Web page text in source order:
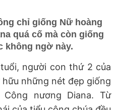
chỉ giống Nữ hoàng
quá cố mà còn giống
không ngờ này.
người con thứ 2 của
những nét đẹp giống
nương Diana. Từ